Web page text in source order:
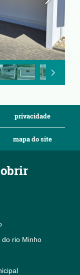
privacidade
mapa do site
do rio Minho